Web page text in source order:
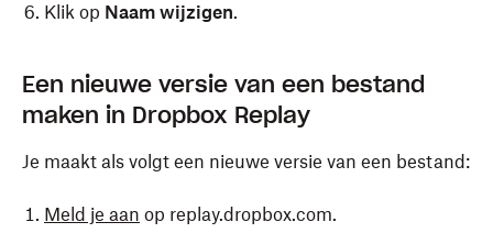
Klik op Naam wijzigen.
Een nieuwe versie van een bestand
maken in Dropbox Replay
Je maakt als volgt een nieuwe versie van een bestand:
Meld je aan op replay.dropbox.com.